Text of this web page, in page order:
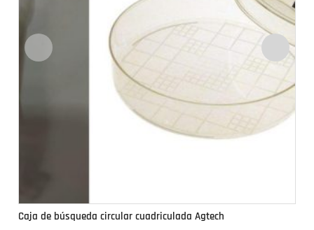
Caja de búsqueda circular cuadriculada Agtech